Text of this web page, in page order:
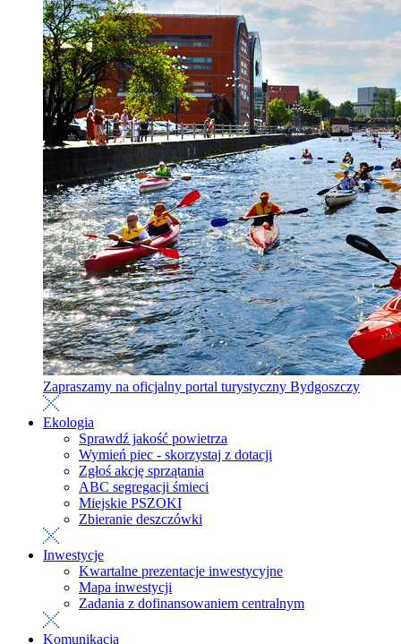
Zapraszamy na oficjalny portal turystyczny Bydgoszczy
Ekologia
Sprawdź jakość powietrza
Wymień piec - skorzystaj z dotacji
Zgłoś akcję sprzątania
ABC segregacji śmieci
Miejskie PSZOKI
Zbieranie deszczówki
Inwestycje
Kwartalne prezentacje inwestycyjne
Mapa inwestycji
Zadania z dofinansowaniem centralnym
Komunikacja